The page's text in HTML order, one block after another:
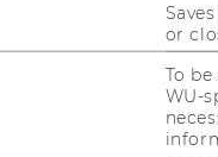
or
To
WU-